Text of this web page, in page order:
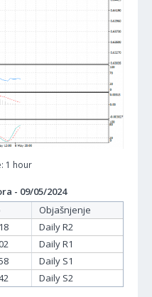
1 hour
- 09/05/2024
Objašnjenje
Daily R2
Daily R1
Daily S1
Daily S2